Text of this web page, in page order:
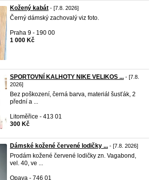
Kožený kabát - [7.8. 2026]
Černý dámský zachovalý viz foto.
Praha 9 - 190 00
1 000 Kč
SPORTOVNÍ KALHOTY NIKE VELIKOS ... - [7.8.
2026]
Bez poškození, černá barva, materiál šusťák, 2
přední a ...
Litoměřice - 413 01
300 Kč
Dámské kožené červené lodičky ... - [7.8. 2026]
Prodám kožené červené lodičky zn. Vagabond,
vel. 40, ve ...
Opava - 746 01